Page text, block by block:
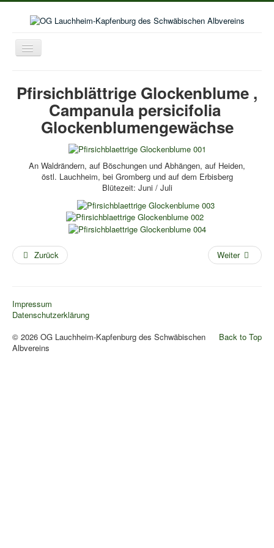
Toggle
Navigation
Aktuelles
Aktivitäten im Wanderjahr
Bildergalerie
Selbstwanderungen
Seniorenwanderungen
Lust auf mehr
Kooperation Deutschordenschule
Naturschutz
Wildschützhütte
Suchen
...
Pfirsichblättrige Glockenblume ,
Campanula persicifolia
Glockenblumengewächse
An Waldrändern, auf Böschungen und Abhängen, auf Heiden,
östl. Lauchheim, bei Gromberg und auf dem Erbisberg
Blütezeit: Juni / Juli
Zurück Weiter
Impressum
Datenschutzerklärung
Back to Top
© 2026 OG Lauchheim-Kapfenburg des Schwäbischen
Albvereins